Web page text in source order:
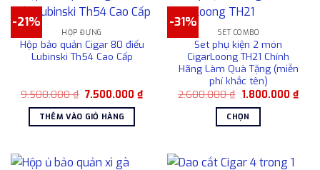
-21%
HỘP ĐỰNG
Hộp bảo quản Cigar 80 điếu
Lubinski Th54 Cao Cấp
9.500.000₫ Giá
là:
9.500.000 ₫.
7.500.000 ₫Giá
hiện
THÊM VÀO GIỎ HÀNG
-31%
SET COMBO
Set phụ kiện 2 món
CigarLoong TH21 Chính
Hãng Làm Quà Tặng (miễn
phí khắc tên)
2.600.000₫ Giá
là:
2.600.000 ₫.
1.800.000 ₫Giá
hiện
CHỌN
này